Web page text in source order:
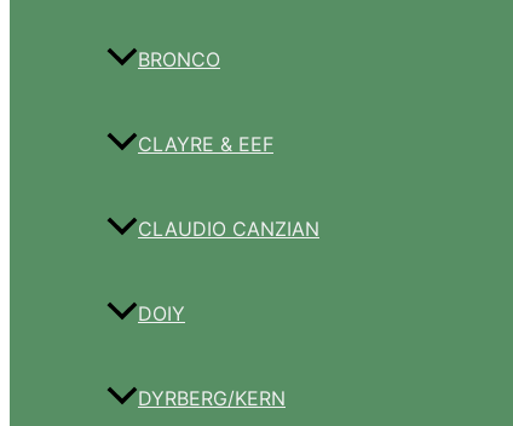
BRONCO
CLAYRE & EEF
CLAUDIO CANZIAN
DOIY
DYRBERG/KERN